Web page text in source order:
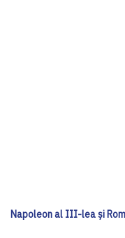
Napoleon al III-lea și